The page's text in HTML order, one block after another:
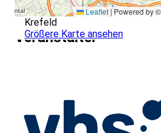
Leaflet|Powered by ©
Krefeld
Größere Karte ansehen
Veranstalter